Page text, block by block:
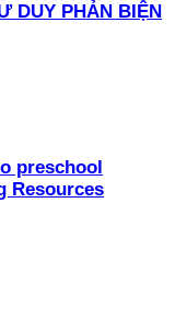
DUY PHẢN BIỆN
preschool
Resources